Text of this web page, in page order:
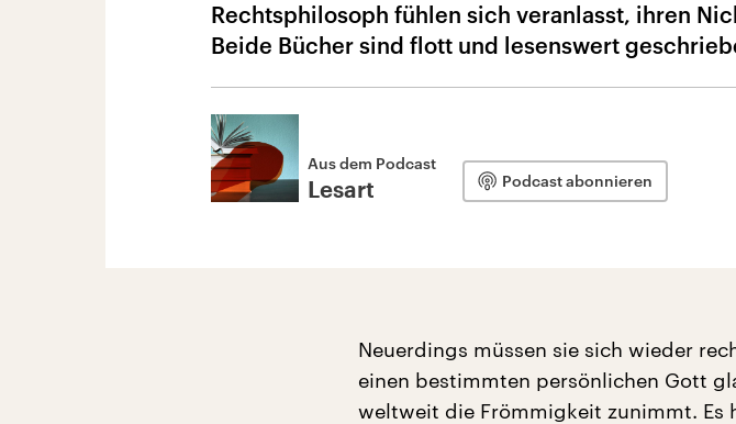
Rechtsphilosoph fühlen sich veranlasst, ihren
Beide Bücher sind flott und lesenswert
Aus dem Podcast
Lesart Podcast abonnieren
Neuerdings müssen sie sich wieder
einen bestimmten persönlichen Gott
weltweit die Frömmigkeit zunimmt. Es